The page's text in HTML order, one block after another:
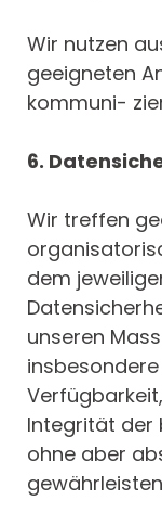
Wir nutzen
geeigneten
kommuni-
6.
Wir treffen
dem
unseren
Integrität der
ohne aber